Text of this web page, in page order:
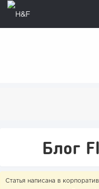
Блог
Статья написана в